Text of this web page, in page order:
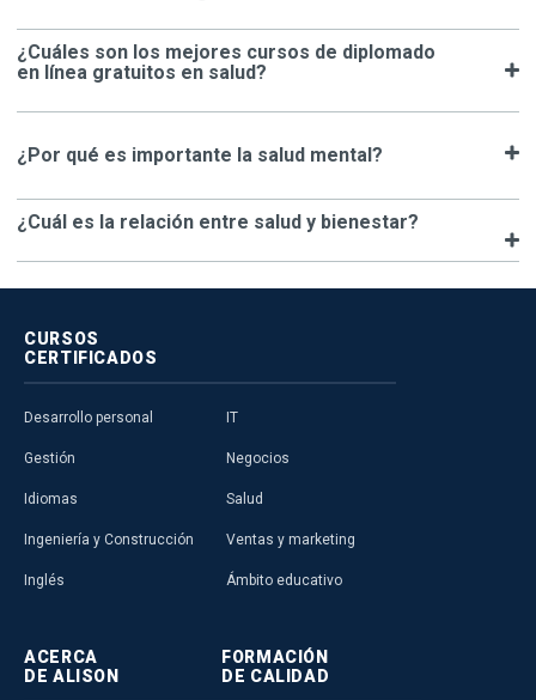
¿Cuáles son los mejores cursos de diplomado
en línea gratuitos en salud?
¿Por qué es importante la salud mental?
¿Cuál es la relación entre salud y bienestar?
CURSOS
CERTIFICADOS
Desarrollo personal
Gestión
Idiomas
Ingeniería y Construcción
Inglés
IT
Negocios
Salud
Ventas y marketing
Ámbito educativo
ACERCA
DE ALISON
FORMACIÓN
DE CALIDAD